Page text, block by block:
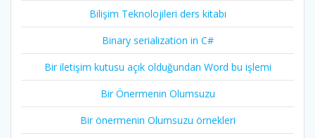
Bilişim Teknolojileri ders kitabı
Binary serialization in C#
Bir iletişim kutusu açık olduğundan Word bu işlemi
Bir Önermenin Olumsuzu
Bir önermenin Olumsuzu örnekleri